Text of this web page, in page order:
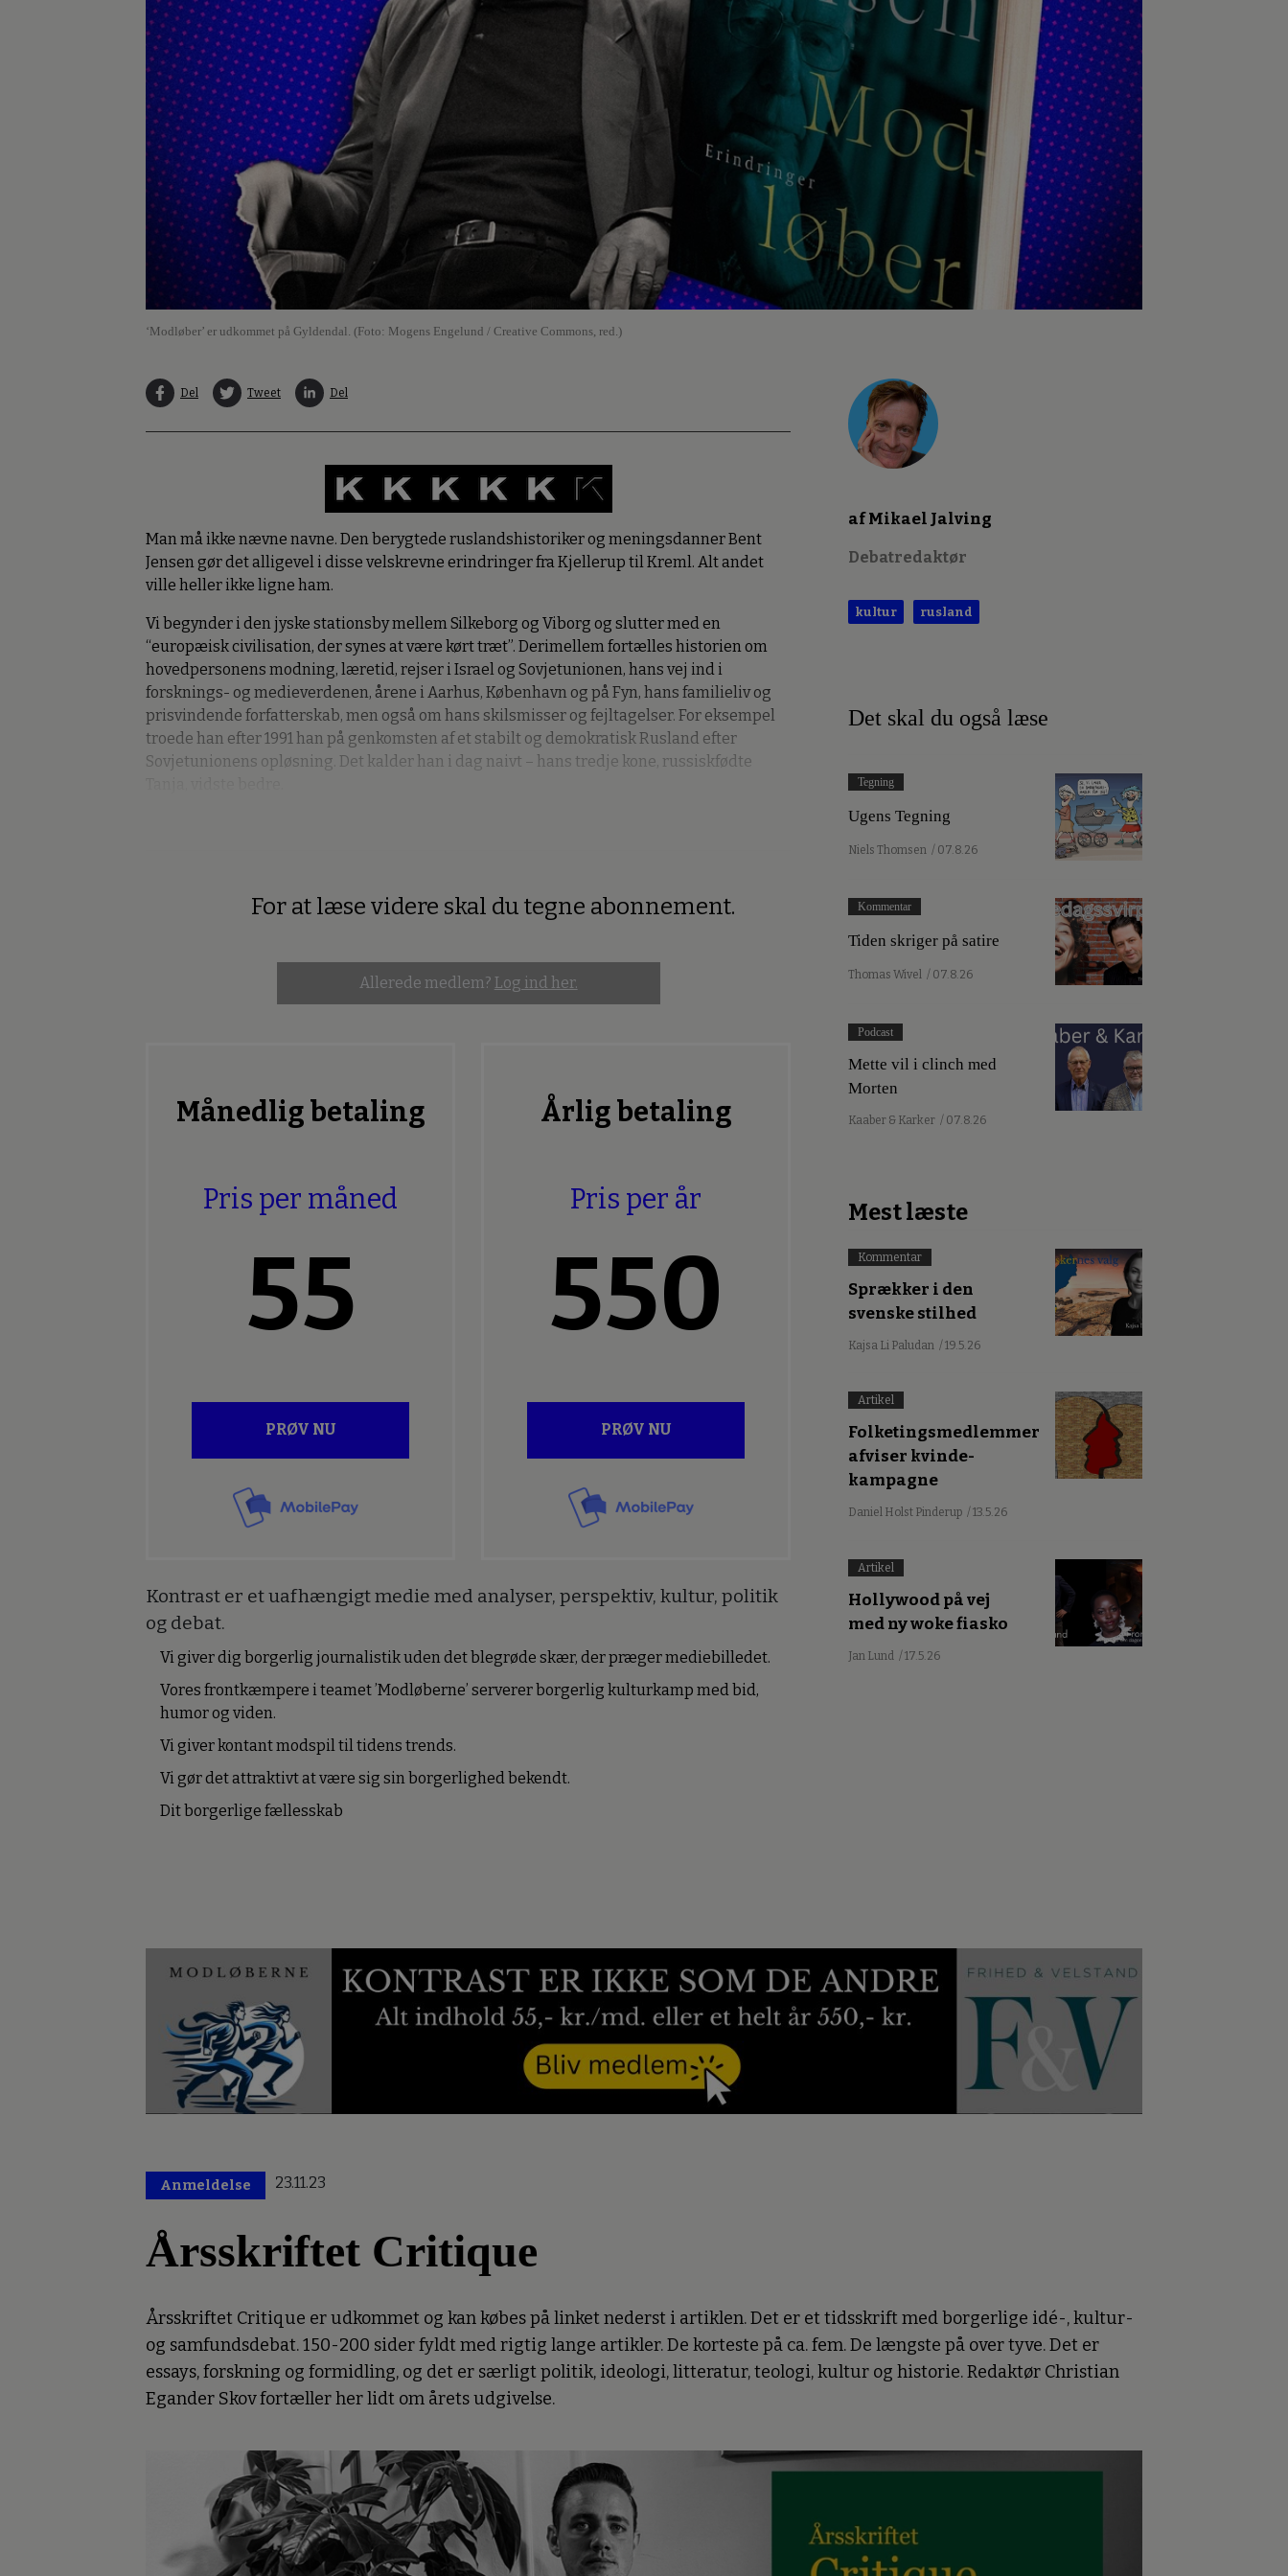
‘Modløber’ er udkommet på Gyldendal. (Foto: Mogens Engelund / Creative Commons, red.)
Del Tweet Del
Man må ikke nævne navne. Den berygtede ruslandshistoriker og meningsdanner Bent
Jensen gør det alligevel i disse velskrevne erindringer fra Kjellerup til Kreml. Alt andet
ville heller ikke ligne ham.
Vi begynder i den jyske stationsby mellem Silkeborg og Viborg og slutter med en
“europæisk civilisation, der synes at være kørt træt”. Derimellem fortælles historien om
hovedpersonens modning, læretid, rejser i Israel og Sovjetunionen, hans vej ind i
forsknings- og medieverdenen, årene i Aarhus, København og på Fyn, hans familieliv og
prisvindende forfatterskab, men også om hans skilsmisser og fejltagelser. For eksempel
troede han efter 1991 han på genkomsten af et stabilt og demokratisk Rusland efter
Sovjetunionens opløsning. Det kalder han i dag naivt – hans tredje kone, russiskfødte
PremiumFor at læse videre skal du tegne abonnement.
Allerede medlem? Log ind her.
Månedlig betaling
Pris per måned
55
PRØV NU
Årlig betaling
Pris per år
550
PRØV NU
Kontrast er et uafhængigt medie med analyser, perspektiv, kultur, politik
og debat.
Vi giver dig borgerlig journalistik uden det blegrøde skær, der præger mediebilledet.
Vores frontkæmpere i teamet ’Modløberne’ serverer borgerlig kulturkamp med bid,
humor og viden.
Vi giver kontant modspil til tidens trends.
Vi gør det attraktivt at være sig sin borgerlighed bekendt.
Dit borgerlige fællesskab
af Mikael Jalving
Debatredaktør
kultur rusland
Det skal du også læse
Tegning
Ugens Tegning
Niels Thomsen / 07.8.26
Kommentar
Tiden skriger på satire
Thomas Wivel / 07.8.26
Podcast
Mette vil i clinch med
Morten
Kaaber & Karker / 07.8.26
Mest læste
Kommentar
Sprækker i den
svenske stilhed
Kajsa Li Paludan / 19.5.26
Artikel
Folketingsmedlemmer
afviser kvinde-
kampagne
Daniel Holst Pinderup / 13.5.26
Artikel
Hollywood på vej
med ny woke fiasko
Jan Lund / 17.5.26
Anmeldelse 23.11.23
Årsskriftet Critique
Årsskriftet Critique er udkommet og kan købes på linket nederst i artiklen. Det er et tidsskrift med borgerlige idé-, kultur-
og samfundsdebat. 150-200 sider fyldt med rigtig lange artikler. De korteste på ca. fem. De længste på over tyve. Det er
essays, forskning og formidling, og det er særligt politik, ideologi, litteratur, teologi, kultur og historie. Redaktør Christian
Egander Skov fortæller her lidt om årets udgivelse.